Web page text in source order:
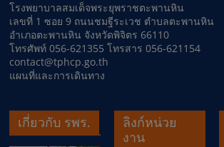
โรงพยาบาลสมเด็จพระยุพราชตะพานหิน
เลขที่ 1 ซอย 9 ถนนชมฐีระเวช ตำบลตะพานหิน
อำเภอตะพานหิน จังหวัดพิจิตร 66110
โทรศัพท์ 056-621355 โทรสาร 056-621154
contact@tphcp.go.th
แผนที่และการเดินทาง
เกี่ยวกับ รพร.
ลิงก์หน่วย
งาน